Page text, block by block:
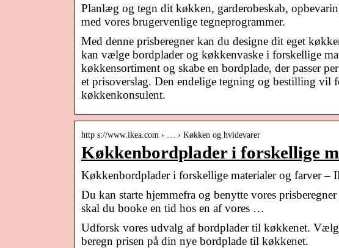
Planlæg og tegn dit køkken, garderobeskab,
med vores brugervenlige tegneprogrammer.
Med denne prisberegner kan du designe dit eget
kan vælge bordplader og køkkenvaske i forskellige
køkkensortiment og skabe en bordplade, der passer
et prisoverslag. Den endelige tegning og bestilling vil
køkkenkonsulent.
http s://www.ikea.com › … › Køkken og hvidevarer
Køkkenbordplader i forskellige
Køkkenbordplader i forskellige materialer og farver –
Du kan starte hjemmefra og benytte vores
skal du booke en tid hos en af vores …
Udforsk vores udvalg af bordplader til køkkenet.
beregn prisen på din nye bordplade til køkkenet.